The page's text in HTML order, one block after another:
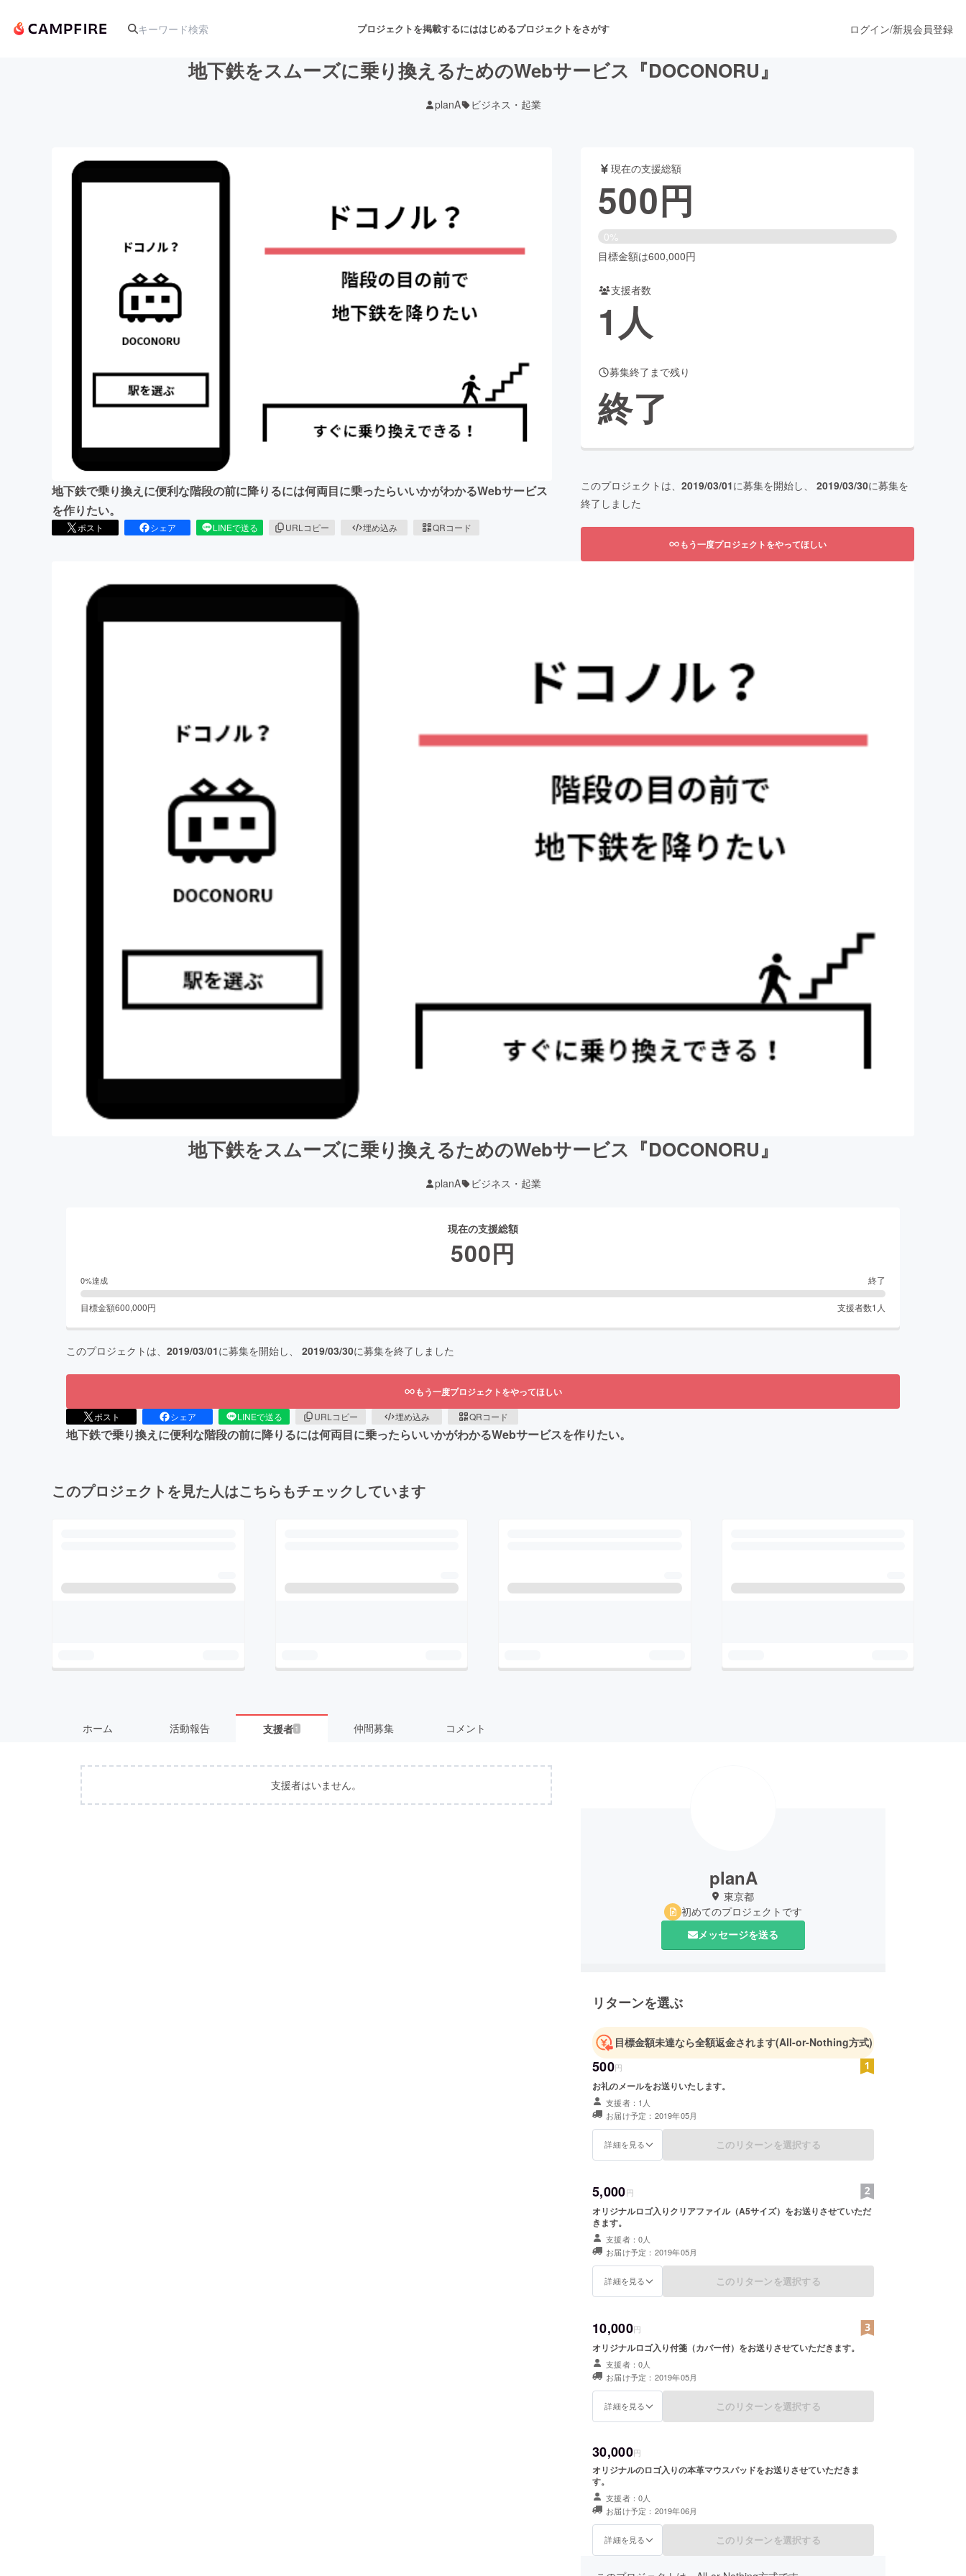
プロジェクトを掲載するにははじめるプロジェクトをさがす
舞台・パフォーマンス
ゲーム・サービス開発
映像・映画 書籍・雑誌出版
ビジネス・起業 ビューティー・ヘルスケア
まちづくり・地域活性化
CAMPFIRE for Social Good
CAMPFIRE Creation
CAMPFIREふるさと納税machi-ya
ログイン/新規会員登録
地下鉄をスムーズに乗り換えるためのWebサービス『DOCONORU』
planA ビジネス・起業
地下鉄で乗り換えに便利な階段の前に降りるには何両目に乗ったらいいかがわかるWebサービス
を作りたい。
ポスト シェア LINEで送る URLコピー 埋め込み QRコード
現在の支援総額
500円
0%
目標金額は600,000円
支援者数
1人
募集終了まで残り
終了
このプロジェクトは、 2019/03/01に募集を開始し、 2019/03/30に募集を
終了しました
もう一度プロジェクトをやってほしい
地下鉄をスムーズに乗り換えるためのWebサービス『DOCONORU』
planA ビジネス・起業
現在の支援総額
500円
0%達成 終了
目標金額600,000円 支援者数1 人
このプロジェクトは、 2019/03/01に募集を開始し、 2019/03/30に募集を終了しました
もう一度プロジェクトをやってほしい
ポスト シェア LINEで送る URLコピー 埋め込み QRコード
地下鉄で乗り換えに便利な階段の前に降りるには何両目に乗ったらいいかがわかるWebサービスを作りたい。
このプロジェクトを見た人はこちらもチェックしています
ホーム 活動報告 支援者 1 仲間募集 コメント
支援者はいません。
planA
東京都
初めてのプロジェクトです
メッセージを送る
リターンを選ぶ
目標金額未達なら全額返金されます(All-or-Nothing方式)
500円
お礼のメールをお送りいたします。
支援者：1人
お届け予定：2019年05月
詳細を見る このリターンを選択する
5,000円
オリジナルロゴ入りクリアファイル（A5サイズ）をお送りさせていただ
きます。
支援者：0人
お届け予定：2019年05月
詳細を見る このリターンを選択する
10,000円
オリジナルロゴ入り付箋（カバー付）をお送りさせていただきます。
支援者：0人
お届け予定：2019年05月
詳細を見る このリターンを選択する
30,000円
オリジナルのロゴ入りの本革マウスパッドをお送りさせていただきま
す。
支援者：0人
お届け予定：2019年06月
詳細を見る このリターンを選択する